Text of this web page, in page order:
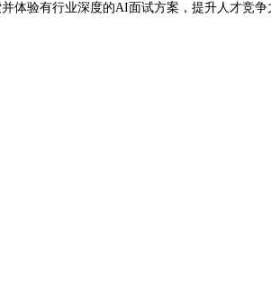
体验有行业深度的AI面试方案，提升人才竞